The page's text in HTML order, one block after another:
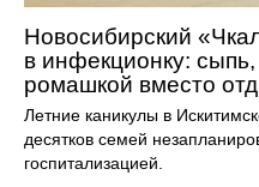
Новосибирский
в инфекционку:
ромашкой вместо
Летние каникулы в
десятков семей
госпитализацией.